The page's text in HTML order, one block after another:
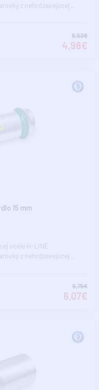
z nehrdzavejúcej ..
5,53€
4,98€
15 mm
ocele H-LINE
z nehrdzavejúcej ..
6,75€
6,07€